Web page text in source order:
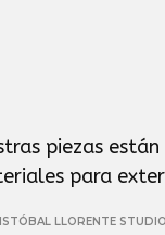
piezas están
para
LLORENTE